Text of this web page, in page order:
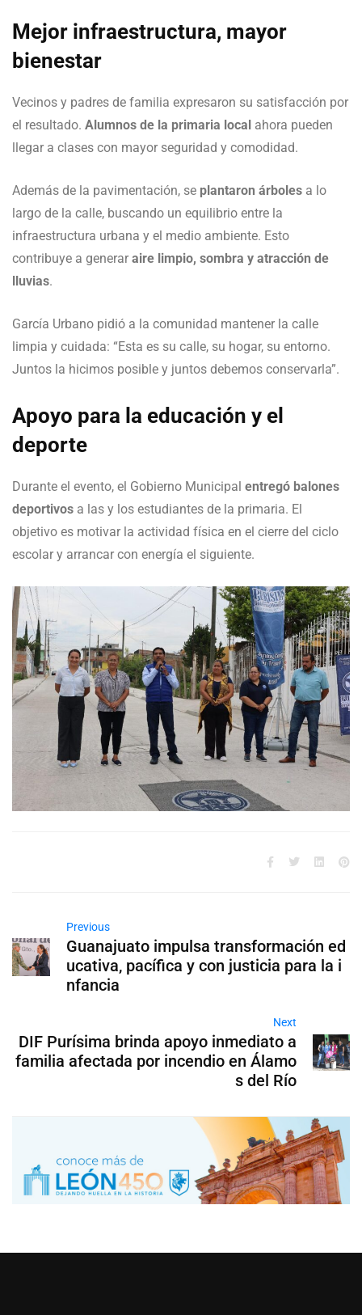
Mejor infraestructura, mayor
bienestar
Vecinos y padres de familia expresaron su satisfacción por
el resultado. Alumnos de la primaria local ahora pueden
llegar a clases con mayor seguridad y comodidad.
Además de la pavimentación, se plantaron árboles a lo
largo de la calle, buscando un equilibrio entre la
infraestructura urbana y el medio ambiente. Esto
contribuye a generar aire limpio, sombra y atracción de
lluvias.
García Urbano pidió a la comunidad mantener la calle
limpia y cuidada: “Esta es su calle, su hogar, su entorno.
Juntos la hicimos posible y juntos debemos conservarla”.
Apoyo para la educación y el
deporte
Durante el evento, el Gobierno Municipal entregó balones
deportivos a las y los estudiantes de la primaria. El
objetivo es motivar la actividad física en el cierre del ciclo
escolar y arrancar con energía el siguiente.
Previous
Guanajuato impulsa transformación ed
ucativa, pacífica y con justicia para la i
nfancia
Next
DIF Purísima brinda apoyo inmediato a
familia afectada por incendio en Álamo
s del Río